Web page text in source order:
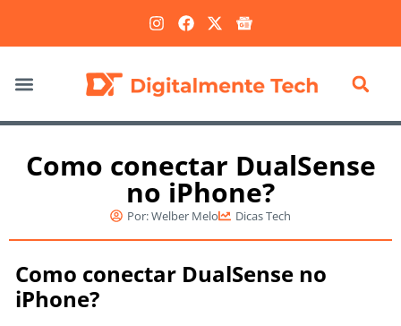
Como conectar DualSense
no iPhone?
Por:Welber Melo Dicas Tech
Como conectar DualSense no
iPhone?